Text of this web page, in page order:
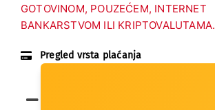
GOTOVINOM, POUZEĆEM, INTERNET
BANKARSTVOM ILI KRIPTOVALUTAMA.
Pregled vrsta plaćanja